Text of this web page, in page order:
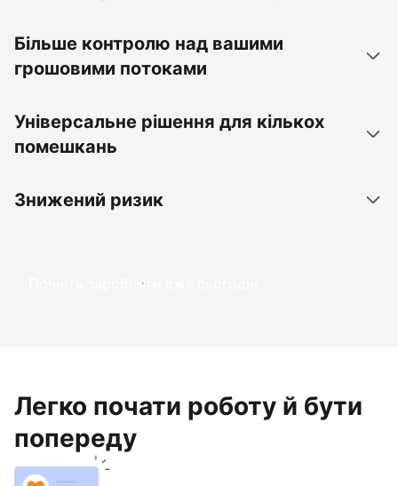
Більше контролю над вашими
грошовими потоками
Універсальне рішення для кількох
помешкань
Знижений ризик
Почніть заробляти вже сьогодні
Легко почати роботу й бути
попереду